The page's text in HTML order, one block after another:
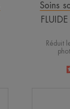
Soins
Réduit